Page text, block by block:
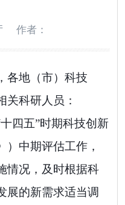
作者：
各地（市） 科技
关科研人员 ：
四五”时期科技创新
） 中期评估工作，
情况， 及时根据科
展的新需求适当调